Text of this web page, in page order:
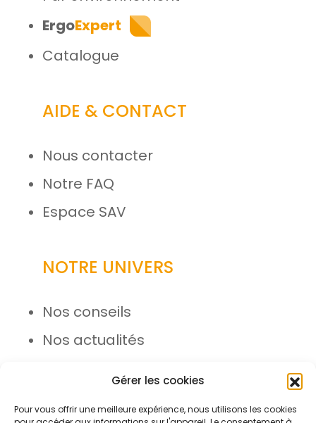
Gérer les cookies
Pour vous offrir une meilleure expérience, nous utilisons les cookies
ErgoExpert
Catalogue
AIDE & CONTACT
Nous contacter
Notre FAQ
Espace SAV
NOTRE UNIVERS
Nos conseils
Nos actualités